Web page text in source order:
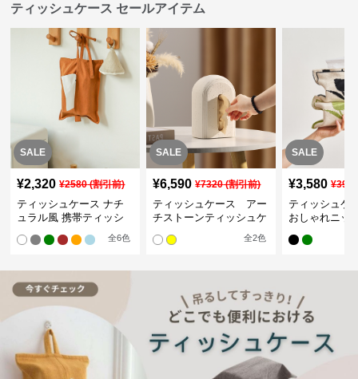
ティッシュケース セールアイテム
SALE
¥2,320 ¥2580(割引前)
ティッシュケース ナチ
ュラル風 携帯ティッシ
全6色
SALE
¥6,590 ¥7320(割引前)
ティッシュケース アー
チストーンティッシュケ
全2色
SALE
¥3,580 ¥
ティッシュケ
おしゃれニッ